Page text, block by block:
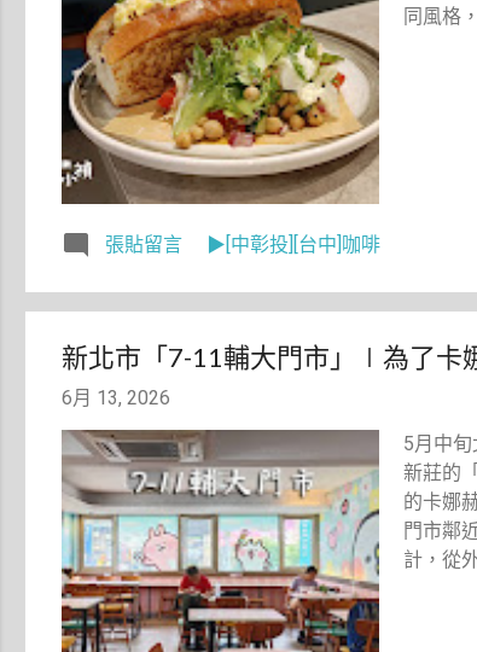
同風格
張貼留言 ▶[中彰投][台中]咖啡
新北市「7-11輔大門市」∣為了卡
6月 13, 2026
5月中
新莊的
的卡娜
門市鄰
計，從